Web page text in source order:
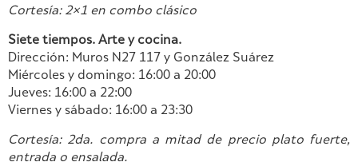
Cortesía: 2×1 en combo clásico
Siete tiempos. Arte y cocina.
Dirección: Muros N27 117 y González Suárez
Miércoles y domingo: 16:00 a 20:00
Jueves: 16:00 a 22:00
Viernes y sábado: 16:00 a 23:30
Cortesía: 2da. compra a mitad de precio plato fuerte,
entrada o ensalada.